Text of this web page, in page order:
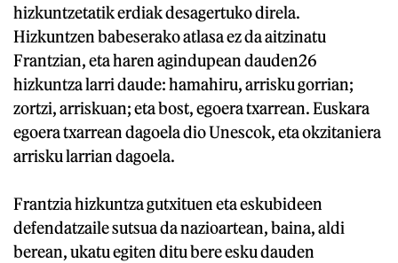
hizkuntzetatik erdiak desagertuko direla.
Hizkuntzen babeserako atlasa ez da aitzinatu
Frantzian, eta haren agindupean dauden26
hizkuntza larri daude: hamahiru, arrisku gorrian;
zortzi, arriskuan; eta bost, egoera txarrean. Euskara
egoera txarrean dagoela dio Unescok, eta okzitaniera
arrisku larrian dagoela.
Frantzia hizkuntza gutxituen eta eskubideen
defendatzaile sutsua da nazioartean, baina, aldi
berean, ukatu egiten ditu bere esku dauden